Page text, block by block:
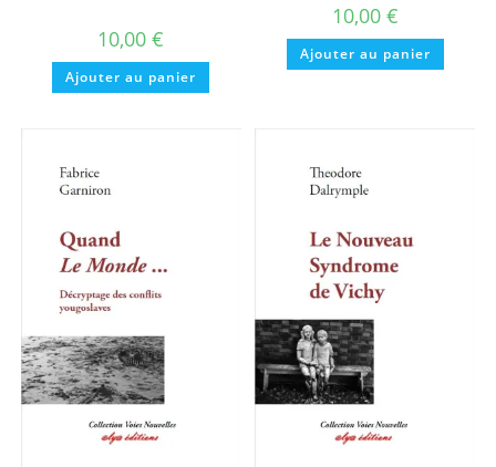
10,00€
Ajouter au panier
10,00 €
Ajouter au panier